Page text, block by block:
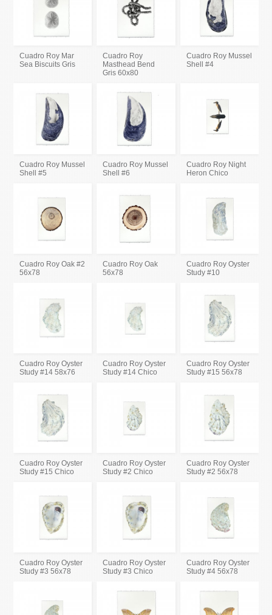
Cuadro Roy Mar
Sea Biscuits Gris
Cuadro Roy
Masthead Bend
Gris 60x80
Cuadro Roy Mussel
Shell #4
Cuadro Roy Mussel
Shell #5
Cuadro Roy Mussel
Shell #6
Cuadro Roy Night
Heron Chico
Cuadro Roy Oak #2
56x78
Cuadro Roy Oak
56x78
Cuadro Roy Oyster
Study #10
Cuadro Roy Oyster
Study #14 58x76
Cuadro Roy Oyster
Study #14 Chico
Cuadro Roy Oyster
Study #15 56x78
Cuadro Roy Oyster
Study #15 Chico
Cuadro Roy Oyster
Study #2 Chico
Cuadro Roy Oyster
Study #2 56x78
Cuadro Roy Oyster
Study #3 56x78
Cuadro Roy Oyster
Study #3 Chico
Cuadro Roy Oyster
Study #4 56x78